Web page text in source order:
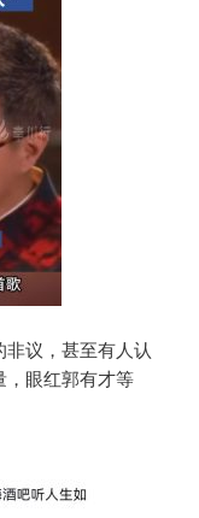
议，甚至有人认
，眼红郭有才等